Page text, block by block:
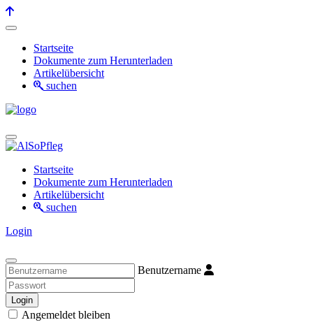
Startseite
Dokumente zum Herunterladen
Artikelübersicht
suchen
Startseite
Dokumente zum Herunterladen
Artikelübersicht
suchen
Login
Benutzername
Login
Angemeldet bleiben